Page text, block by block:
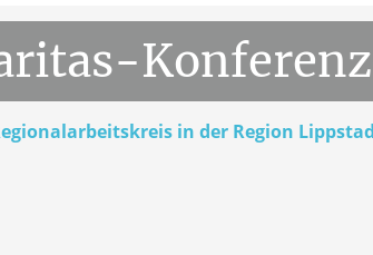
in der Region